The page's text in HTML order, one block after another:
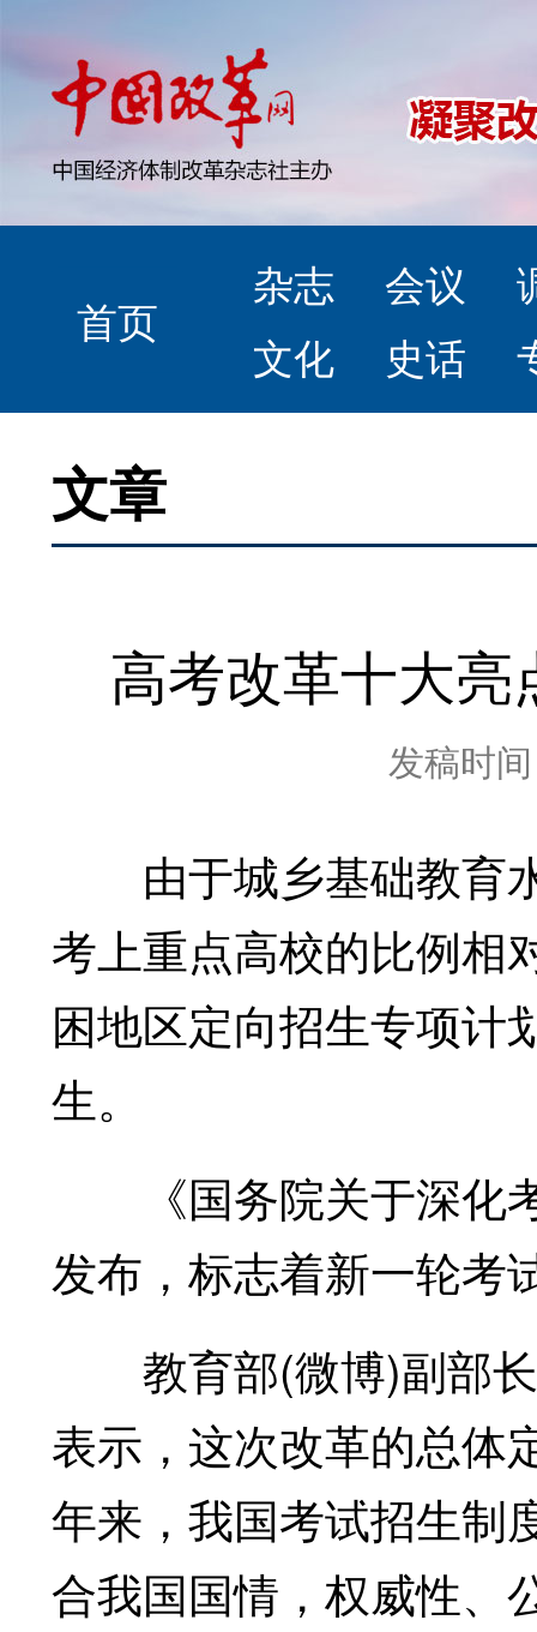
首页
杂志 会议
文化
史话
文章
高考改革十大亮
发稿时
由于城乡基础教育
考上重点高校的比例相
困地区定向招生专项计
生。
《国务院关于深化
发布，标志着新一轮考
教育部(微博)副部长
表示，这次改革的总体
年来，我国考试招生制
合我国国情，权威性、